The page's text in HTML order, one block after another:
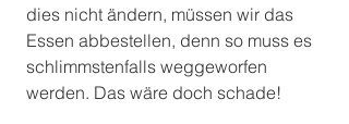
dies nicht ändern, müssen wir das
Essen abbestellen, denn so muss es
schlimmstenfalls weggeworfen
werden. Das wäre doch schade!